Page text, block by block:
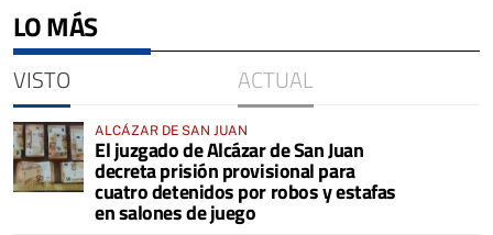
LO MÁS
VISTO ACTUAL
ALCÁZAR DE SAN JUAN
El juzgado de Alcázar de San Juan
decreta prisión provisional para
cuatro detenidos por robos y estafas
en salones de juego